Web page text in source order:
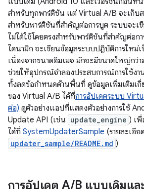
สำหรับทุกพาร์ติชัน แต่ Virtual A/B จะเก็บ
สำหรับพาร์ติชันที่สำคัญต่อการบูต ระบบจะเ
ไม่ได้ใช้โดยตรงสำหรับพาร์ติชันที่สำคัญต่อ
ไดนามิก จะเขียนข้อมูลระบบปฏิบัติการให
เนื่องจากขนาดอิมเมจ มักจะมีขนาดใหญ่กว่
ช่วยให้อุปกรณ์จำลองประสบการณ์การใช้ง
ทั้งลดข้อกำหนดด้านพื้นที่ ดูข้อมูลเพิ่มเติมเกี่
ของ Virtual A/B ได้ที่การอัปเดตระบบ
ต่อ) ดูตัวอย่างแอปที่แสดงตัวอย่างการใช้
Update API (เช่น update_engine ) เ
ได้ที่ SystemUpdaterSample (รายละเอี
updater_sample/README.md )
การอัปเดต A/B แบบเดิมแล